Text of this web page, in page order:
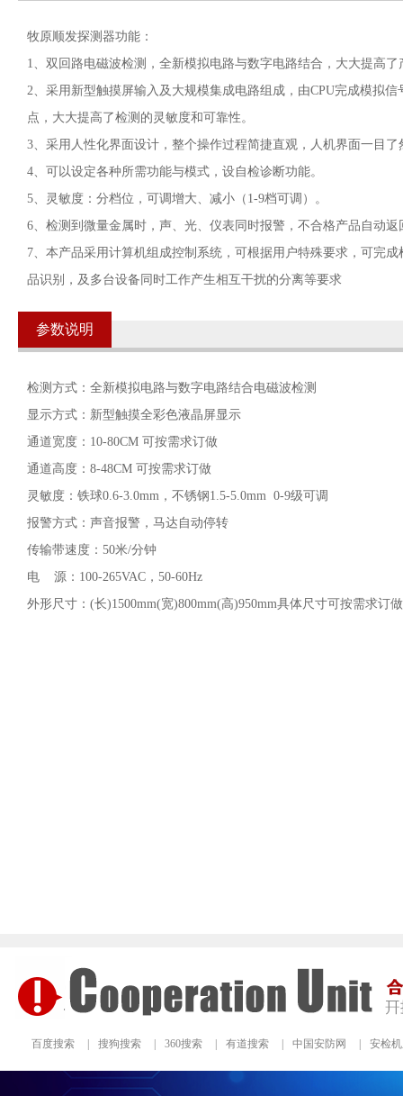
牧原顺发探测器功能：
1、双回路电磁波检测，全新模拟电路与数字电路结合，大大提高
2、采用新型触摸屏输入及大规模集成电路组成，由CPU完成模拟
点，大大提高了检测的灵敏度和可靠性。
3、采用人性化界面设计，整个操作过程简捷直观，人机界面一目
4、可以设定各种所需功能与模式，设自检诊断功能。
5、灵敏度：分档位，可调增大、减小（1-9档可调）。
6、检测到微量金属时，声、光、仪表同时报警，不合格产品自动
7、本产品采用计算机组成控制系统，可根据用户特殊要求，可完
品识别，及多台设备同时工作产生相互干扰的分离等要求
参数说明
检测方式：全新模拟电路与数字电路结合电磁波检测
显示方式：新型触摸全彩色液晶屏显示
通道宽度：10-80CM 可按需求订做
通道高度：8-48CM 可按需求订做
灵敏度：铁球0.6-3.0mm，不锈钢1.5-5.0mm 0-9级可调
报警方式：声音报警，马达自动停转
传输带速度：50米/分钟
电 源：100-265VAC，50-60Hz
外形尺寸：(长)1500mm(宽)800mm(高)950mm具体尺寸可按需求订做
百度搜索 搜狗搜索 360搜索 有道搜索 中国安防网 安检